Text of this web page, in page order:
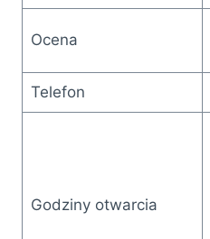
Ocena
Telefon
Godziny otwarcia